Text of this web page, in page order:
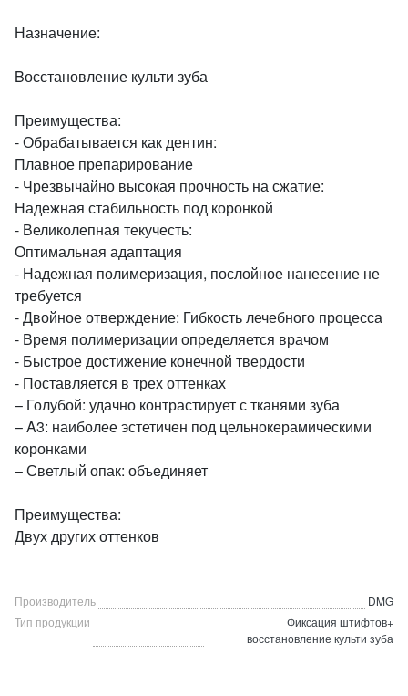
Назначение:
Bосстановление культи зуба
Преимущества:
- Обрабатывается как дентин:
Плавное препарирование
- Чрезвычайно высокая прочность на сжатие:
Надежная стабильность под коронкой
- Великолепная текучесть:
Оптимальная адаптация
- Надежная полимеризация, послойное нанесение не
требуется
- Двойное отверждение: Гибкость лечебного процесса
- Время полимеризации определяется врачом
- Быстрое достижение конечной твердости
- Поставляется в трех оттенках
– Голубой: удачно контрастирует с тканями зуба
– A3: наиболее эстетичен под цельнокерамическими
коронками
– Светлый опак: объединяет
Преимущества:
Двух других оттенков
Производитель
DMG
Тип продукции
Фиксация штифтов+
восстановление культи зуба